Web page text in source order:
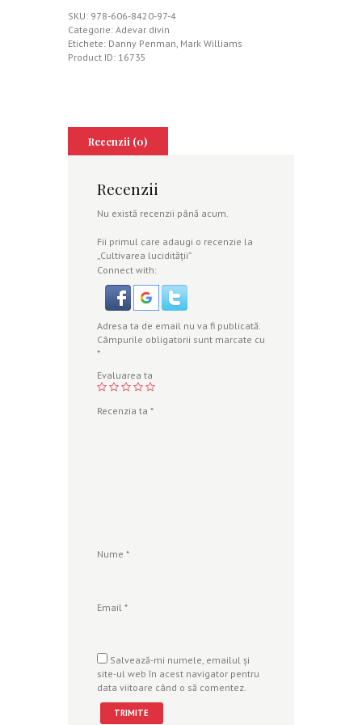
SKU: 978-606-8420-97-4
Categorie: Adevar divin
Etichete: Danny Penman Mark Williams
Product ID: 16735
Recenzii (0)
Recenzii
Nu există recenzii până acum.
Fii primul care adaugi o recenzie la
„Cultivarea lucidităţii”
Connect with:
Adresa ta de email nu va fi publicată.
Câmpurile obligatorii sunt marcate cu
*
Evaluarea ta
Recenzia ta *
Nume *
Email *
Salvează-mi numele, emailul și
site-ul web în acest navigator pentru
data viitoare când o să comentez.